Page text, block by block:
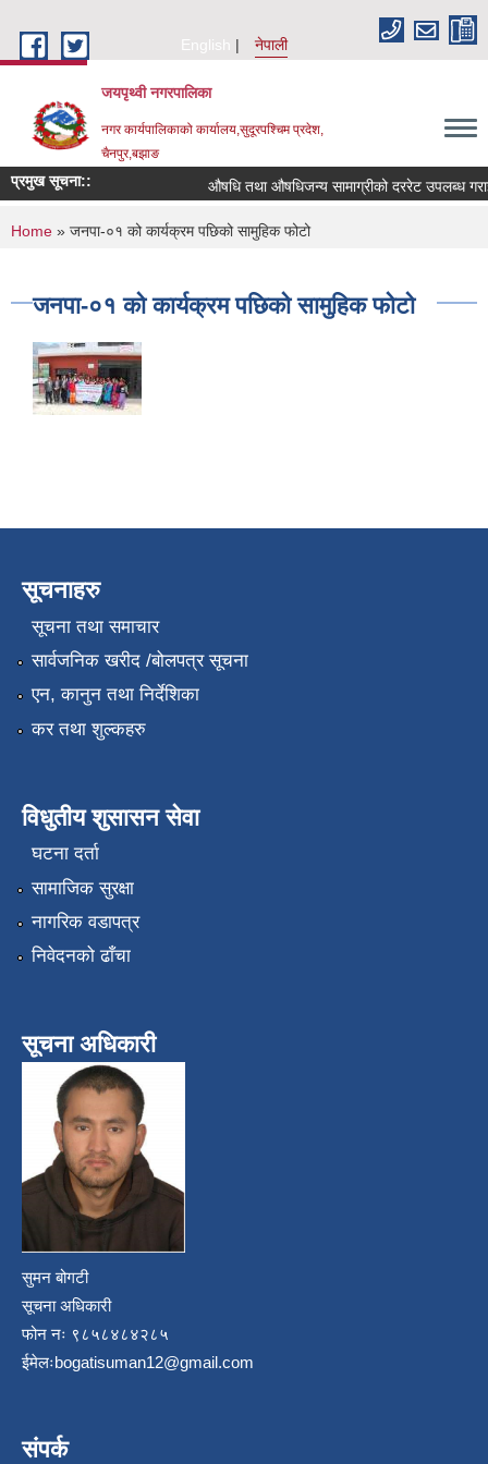
English
नेपाली
जयपृथ्वी नगरपालिका
नगर कार्यपालिकाको कार्यालय,सुदूरपश्चिम प्रदेश,
चैनपुर,बझाङ
प्रमुख सूचना:: औषधि तथा औषधिजन्य सामाग्रीको दररेट उपलब्ध
You are here
Home » जनपा-०१ को कार्यक्रम पछिको सामुहिक फोटो
जनपा-०१ को कार्यक्रम पछिको सामुहिक फोटो
सूचनाहरु
सूचना तथा समाचार
सार्वजनिक खरीद /बोलपत्र सूचना
एन, कानुन तथा निर्देशिका
कर तथा शुल्कहरु
विधुतीय शुसासन सेवा
घटना दर्ता
सामाजिक सुरक्षा
नागरिक वडापत्र
निवेदनको ढाँचा
सूचना अधिकारी
सुमन बोगटी
सूचना अधिकारी
फोन नः ९८५८४८४२८५
ईमेलःbogatisuman12@gmail.com
संपर्क